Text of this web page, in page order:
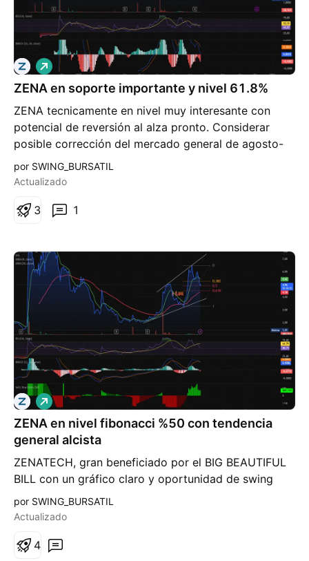
ZENA en soporte importante y nivel 61.8%
ZENA tecnicamente en nivel muy interesante con
potencial de reversión al alza pronto. Considerar
posible corrección del mercado general de agosto-
setiembre que, por consiguiente, podría romper más
abajo esta estructura de ZENA. Sin embargo, tiene
tendencia general alcista. Digno de estar en watchlist
L
a
r
o
por SWING_BURSATIL
Actualizado
1
3
ZENA en nivel fibonacci %50 con tendencia
general alcista
ZENATECH, gran beneficiado por el BIG BEAUTIFUL
BILL con un gráfico claro y oportunidad de swing
clara, tocando nivel fibonacci del %50, con
posibilidad de retroceso hasta alrededor de %61.8,
L
a
r
o
por SWING_BURSATIL
Actualizado
4